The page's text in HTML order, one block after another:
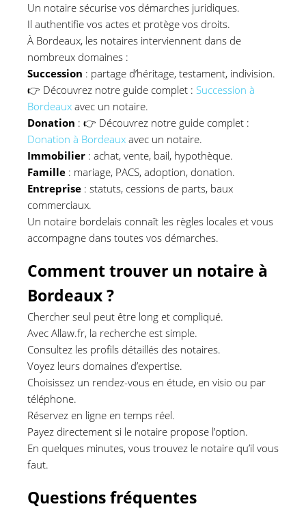
Un notaire sécurise vos démarches juridiques.
Il authentifie vos actes et protège vos droits.
À Bordeaux, les notaires interviennent dans de
nombreux domaines :
Succession : partage d’héritage, testament, indivision.
👉 Découvrez notre guide complet : Succession à
Bordeaux avec un notaire.
Donation : 👉 Découvrez notre guide complet :
Donation à Bordeaux avec un notaire.
Immobilier : achat, vente, bail, hypothèque.
Famille : mariage, PACS, adoption, donation.
Entreprise : statuts, cessions de parts, baux
commerciaux.
Un notaire bordelais connaît les règles locales et vous
accompagne dans toutes vos démarches.
Comment trouver un notaire à
Bordeaux ?
Chercher seul peut être long et compliqué.
Avec Allaw.fr, la recherche est simple.
Consultez les profils détaillés des notaires.
Voyez leurs domaines d’expertise.
Choisissez un rendez-vous en étude, en visio ou par
téléphone.
Réservez en ligne en temps réel.
Payez directement si le notaire propose l’option.
En quelques minutes, vous trouvez le notaire qu’il vous
faut.
Questions fréquentes